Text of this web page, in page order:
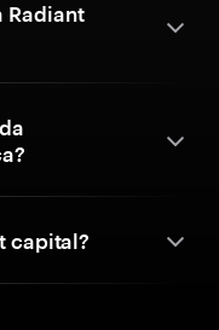
Radiant
capital?